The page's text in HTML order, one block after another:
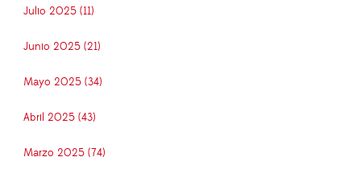
Julio 2025 (11)
Junio 2025 (21)
Mayo 2025 (34)
Abril 2025 (43)
Marzo 2025 (74)